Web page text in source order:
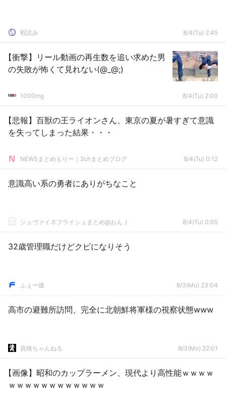
暇読み 8/4(Tu) 2:45
【衝撃】リール動画の再生数を追い求めた男
の失敗が怖くて見れない(@_@;)
1000mg 8/4(Tu) 2:00
【悲報】百獣の王ライオンさん、東京の夏が暑すぎて意識
を失ってしまった結果・・・
NEWSまとめもりー｜2chまとめブログ 8/4(Tu) 0:12
意識高い系の勇者にありがちなこと
シュヴァイネフライシュまとめ@おんＪ 8/4(Tu) 0:05
32歳管理職だけどクビになりそう
ふぇー速 8/3(Mo) 23:04
高市の避難所訪問、完全に北朝鮮将軍様の視察状態www
資格ちゃんねる 8/3(Mo) 22:01
【画像】昭和のカップラーメン、現代より高性能ｗｗｗｗ
ｗｗｗｗｗｗｗｗｗｗｗｗ